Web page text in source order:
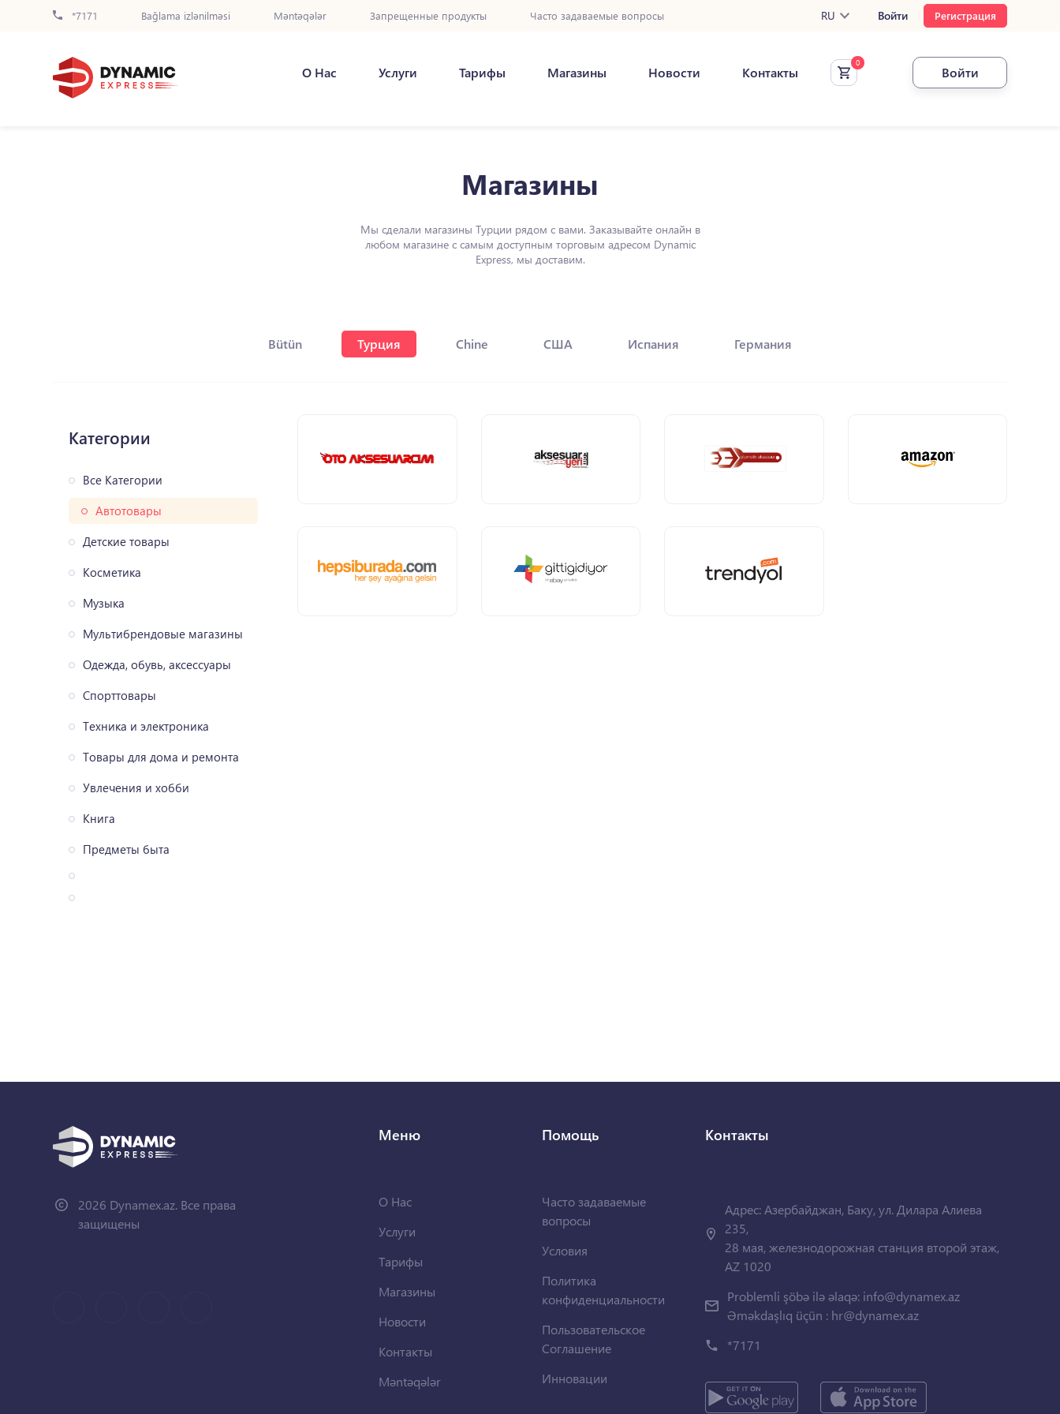
*7171 Bağlama izlənilməsi Məntəqələr Запрещенные продукты Часто задаваемые вопросы RU Войти Регистрация
О Нас Услуги Тарифы Магазины Новости Контакты Войти
Магазины
Мы сделали магазины Турции рядом с вами. Заказывайте онлайн в
любом магазине с самым доступным торговым адресом Dynamic
Express, мы доставим.
Bütün Турция Chine США Испания Германия
Категории
Все Категории
Автотовары
Детские товары
Косметика
Музыка
Мультибрендовые магазины
Одежда, обувь, аксессуары
Спорттовары
Техника и электроника
Товары для дома и ремонта
Увлечения и хобби
Книга
Предметы быта
2026 Dynamex.az. Все права
защищены
Меню
О Нас
Услуги
Тарифы
Магазины
Новости
Контакты
Məntəqələr
Помощь
Часто задаваемые
вопросы
Условия
Политика
конфиденциальности
Пользовательское
Соглашение
Инновации
Контакты
Адрес: Азербайджан, Баку, ул. Дилара Алиева
235,
28 мая, железнодорожная станция второй этаж,
AZ 1020
Problemli şöbə ilə əlaqə: info@dynamex.az
Əməkdaşlıq üçün : hr@dynamex.az
*7171